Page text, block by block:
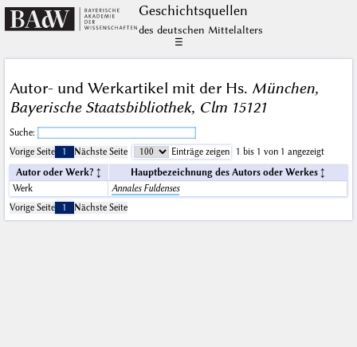
Geschichts­quellen
des deutschen Mittelalters
☰
Autor- und Werkartikel mit der Hs. München,
Bayerische Staatsbibliothek, Clm 15121
Suche:
Vorige Seite
1 Nächste Seite Einträge zeigen
1 bis 1 von 1 angezeigt
Autor oder Werk?
Hauptbezeichnung des Autors oder Werkes
Werk
Annales Fuldenses
Vorige Seite
1 Nächste Seite